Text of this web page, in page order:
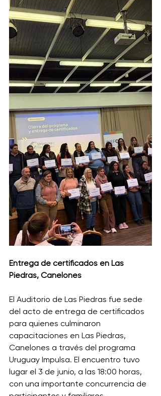
Entrega de certificados en Las
Piedras, Canelones
El Auditorio de Las Piedras fue sede
del acto de entrega de certificados
para quienes culminaron
capacitaciones en Las Piedras,
Canelones a través del programa
Uruguay Impulsa. El encuentro tuvo
lugar el 3 de junio, a las 18:00 horas,
con una importante concurrencia de